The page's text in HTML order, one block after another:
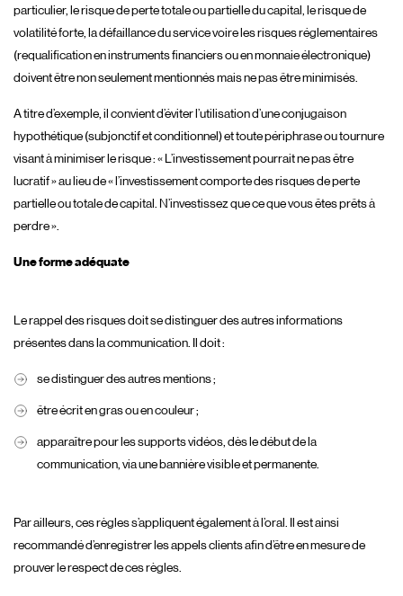
particulier, le risque de perte totale ou partielle du capital, le risque de
volatilité forte, la défaillance du service voire les risques réglementaires
(requalification en instruments financiers ou en monnaie électronique)
doivent être non seulement mentionnés mais ne pas être minimisés.
A titre d’exemple, il convient d’éviter l’utilisation d’une conjugaison
hypothétique (subjonctif et conditionnel) et toute périphrase ou tournure
visant à minimiser le risque : « L’investissement pourrait ne pas être
lucratif » au lieu de « l’investissement comporte des risques de perte
partielle ou totale de capital. N’investissez que ce que vous êtes prêts à
perdre ».
Une forme adéquate
Le rappel des risques doit se distinguer des autres informations
présentes dans la communication. Il doit :
se distinguer des autres mentions ;
être écrit en gras ou en couleur ;
apparaître pour les supports vidéos, dès le début de la
communication, via une bannière visible et permanente.
Par ailleurs, ces règles s’appliquent également à l’oral. Il est ainsi
recommandé d’enregistrer les appels clients afin d’être en mesure de
prouver le respect de ces règles.